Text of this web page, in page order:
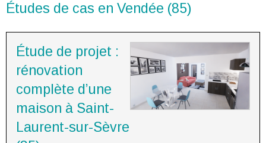
Études de cas en Vendée (85)
Étude de projet :
rénovation
complète d’une
maison à Saint-
Laurent-sur-Sèvre